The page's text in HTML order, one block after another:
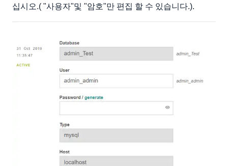
십시오.( "사용자"및 "암호"만 편집 할 수 있습니다.).